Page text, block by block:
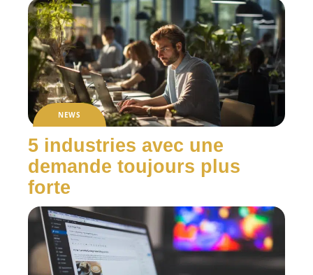
NEWS
5 industries avec une
demande toujours plus
forte